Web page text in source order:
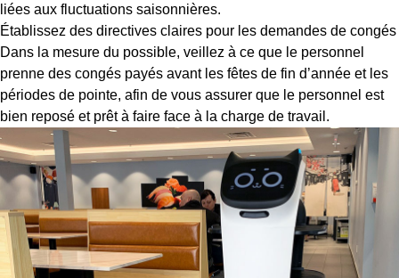
liées aux fluctuations saisonnières.
Établissez des directives claires pour les demandes de congés
Dans la mesure du possible, veillez à ce que le personnel
prenne des congés payés avant les fêtes de fin d’année et les
périodes de pointe, afin de vous assurer que le personnel est
bien reposé et prêt à faire face à la charge de travail.